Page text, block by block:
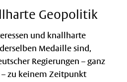
Geopolitik
und knallharte
Medaille sind,
Regierungen – ganz
zu keinem Zeitpunkt